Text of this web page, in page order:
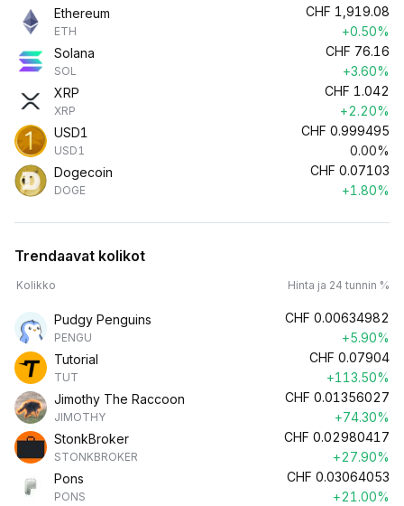
Ethereum
ETH
CHF 1,919.08
+0.50%
Solana
SOL
CHF 76.16
+3.60%
XRP
XRP
CHF 1.042
+2.20%
USD1
USD1
CHF 0.999495
0.00%
Dogecoin
DOGE
CHF 0.07103
+1.80%
Trendaavat kolikot
Kolikko Hinta ja 24 tunnin %
Pudgy Penguins
PENGU
CHF 0.00634982
+5.90%
Tutorial
TUT
CHF 0.07904
+113.50%
Jimothy The Raccoon
JIMOTHY
CHF 0.01356027
+74.30%
StonkBroker
STONKBROKER
CHF 0.02980417
+27.90%
Pons
PONS
CHF 0.03064053
+21.00%